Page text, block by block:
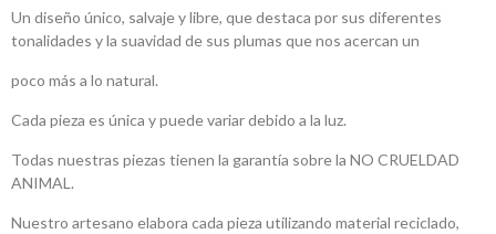
Un diseño único, salvaje y libre, que destaca por sus diferentes
tonalidades y la suavidad de sus plumas que nos acercan un
poco más a lo natural.
Cada pieza es única y puede variar debido a la luz.
Todas nuestras piezas tienen la garantía sobre la NO CRUELDAD
ANIMAL.
Nuestro artesano elabora cada pieza utilizando material reciclado,